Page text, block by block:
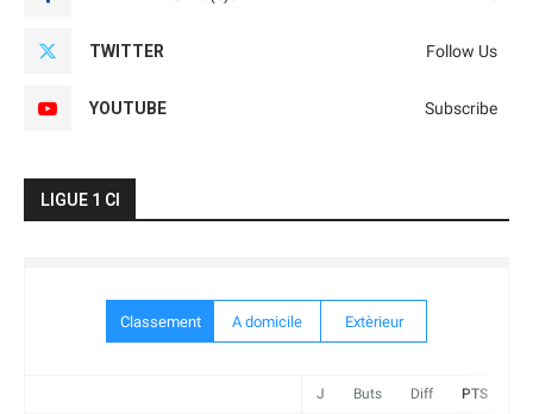
TWITTER Follow Us
YOUTUBE Subscribe
LIGUE 1 CI
Classement A domicile Extèrieur
J Buts Diff PTS